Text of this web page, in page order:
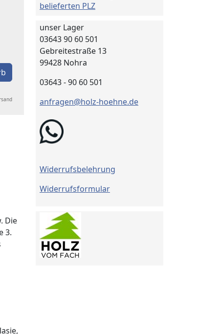
Die
3.
belieferten PLZ
unser Lager
03643 90 60 501
Gebreitestraße 13
99428 Nohra
03643 - 90 60 501
anfragen@holz-hoehne.de
Widerrufsbelehrung
Widerrufsformular